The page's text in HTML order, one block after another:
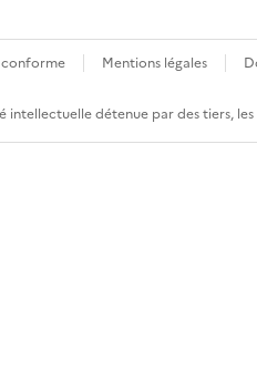
Mentions légales
détenue par des tiers,